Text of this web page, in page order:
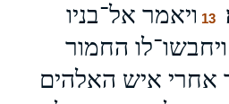
13 ויאמר אל־בניו
החמור
אחרי איש האלהים